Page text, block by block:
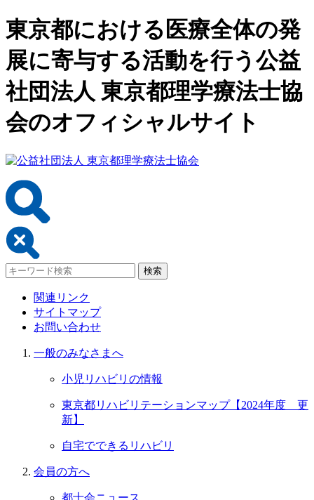
東京都における医療全体の発
展に寄与する活動を行う公益
社団法人 東京都理学療法士協
会のオフィシャルサイト
関連リンク
サイトマップ
お問い合わせ
一般のみなさまへ
小児リハビリの情報
東京都リハビリテーションマップ【2024年度 更
新】
自宅でできるリハビリ
会員の⽅へ
都士会ニュース